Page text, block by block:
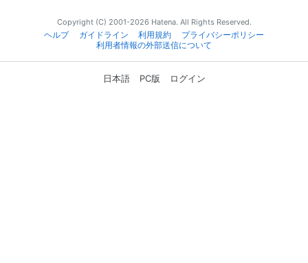
Copyright (C) 2001-2026 Hatena. All Rights Reserved.
ヘルプ
ガイドライン 利用規約
プライバシーポリシー
利用者情報の外部送信について
日本語 PC版 ログイン